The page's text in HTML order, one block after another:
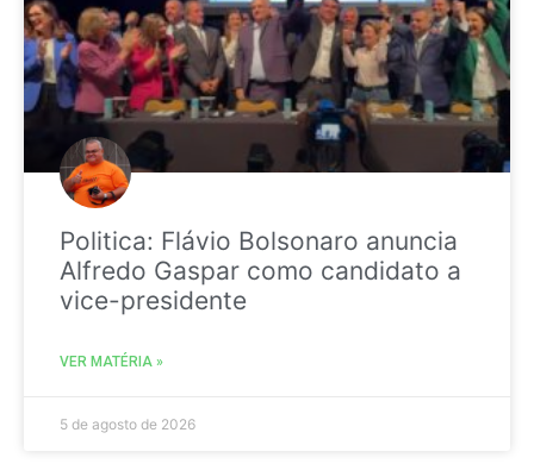
Politica: Flávio Bolsonaro anuncia
Alfredo Gaspar como candidato a
vice-presidente
VER MATÉRIA »
5 de agosto de 2026